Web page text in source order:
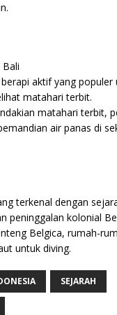
aktif yang populer
matahari terbit.
matahari terbit,
air panas di
terkenal dengan
peninggalan kolonial
Belgica, rumah-
untuk diving.
SEJARAH